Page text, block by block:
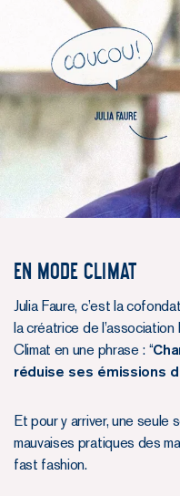
En Mode Climat
Julia Faure, c’est la
la créatrice de l’association
Climat en une phrase : “
réduise ses émissions
Et pour y arriver, une seule
mauvaises pratiques des
fast fashion.